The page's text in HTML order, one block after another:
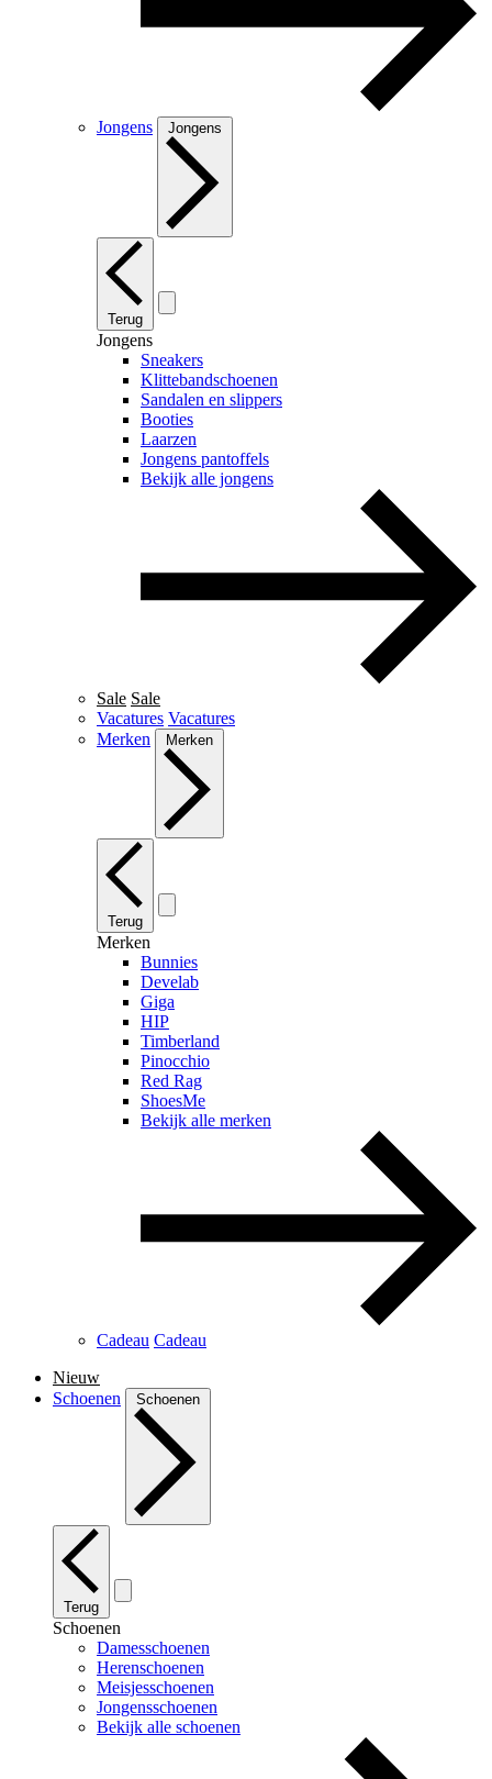
Jongens Jongens
Terug
Jongens
Sneakers
Klittebandschoenen
Sandalen en slippers
Booties
Laarzen
Jongens pantoffels
Bekijk alle jongens
Sale Sale
Vacatures Vacatures
Merken
Merken
Terug
Merken
Bunnies
Develab
Giga
HIP
Timberland
Pinocchio
Red Rag
ShoesMe
Bekijk alle merken
Cadeau Cadeau
Nieuw
Schoenen
Schoenen
Terug
Schoenen
Damesschoenen
Herenschoenen
Meisjesschoenen
Jongensschoenen
Bekijk alle schoenen